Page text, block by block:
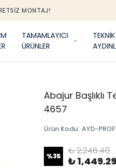
MONTAJ!
TAMAMLAYICI
ÜRÜNLER
TEKNİK
Abajur Başlıklı
4657
Ürün Kodu: AYD-
%35 ₺ 2,246.40
₺ 1,449.29